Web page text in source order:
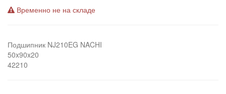
Временно не на складе
Подшипник NJ210EG NACHI
50x90x20
42210